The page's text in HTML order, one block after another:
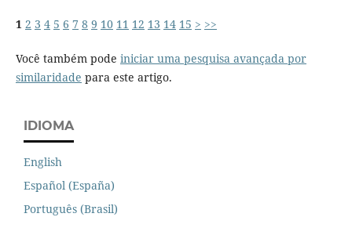
1 2 3 4 5 6 7 8 9 10 11 12 13 14 15 > >>
Você também pode iniciar uma pesquisa avançada por
similaridade para este artigo.
IDIOMA
English
Español (España)
Português (Brasil)